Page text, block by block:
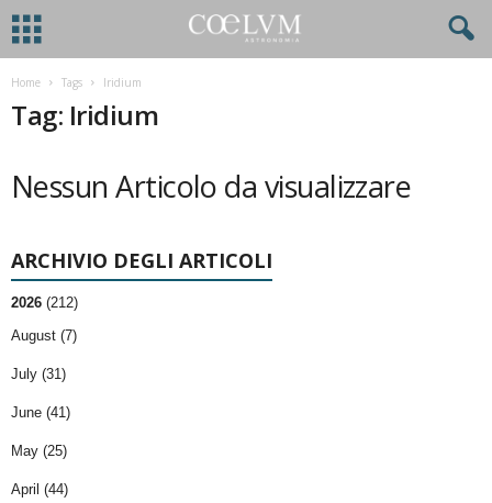
Home Tags Iridium
Tag: Iridium
Nessun Articolo da visualizzare
ARCHIVIO DEGLI ARTICOLI
2026 (212)
August (7)
July (31)
June (41)
May (25)
April (44)